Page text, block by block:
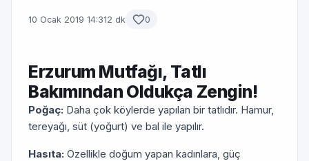
10 Ocak 2019 14:312 dk 0
Erzurum Mutfağı, Tatlı
Bakımından Oldukça Zengin!
Poğaç: Daha çok köylerde yapılan bir tatlıdır. Hamur,
tereyağı, süt (yoğurt) ve bal ile yapılır.
Hasıta: Özellikle doğum yapan kadınlara, güç